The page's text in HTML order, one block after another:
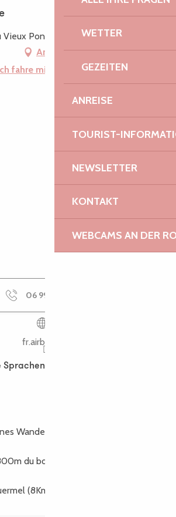
WETTER
GEZEITEN
ANREISE
TOURIST-
NEWSLETTER
KONTAKT
WEBCAMS AN DER
Vieux Pont, 22220 Trédarzec
Anfahrt
fahre mit dem Zug hin!
06 99 36 24
fr.airbnb.be
Sprachen
Sprachen
Wanderwegs :
du bourg de Tréguier
(8Km)